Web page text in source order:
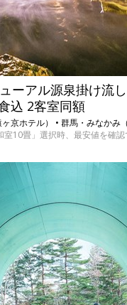
ーアル源泉掛け流
込 2客室同額
京ホテル） • 群馬・みなかみ
室10畳」選択時、最安値を確